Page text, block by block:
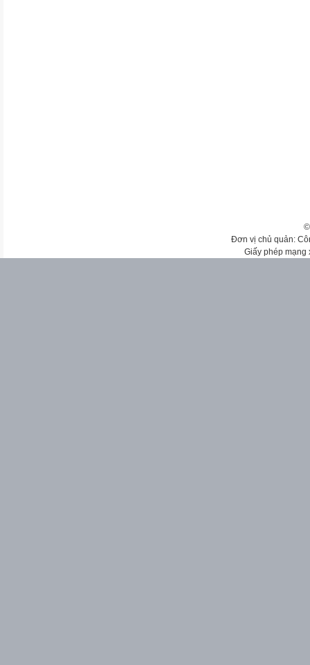
Đơn vị chủ quản:
Giấy phép mạng